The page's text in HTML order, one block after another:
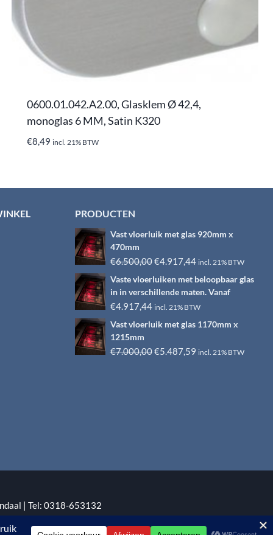
0600.01.042.A2.00, Glasklem Ø 42,4,
monoglas 6 MM, Satin K320
€8,49 incl. 21% BTW
PRODUCTEN
Vast vloerluik met glas 920mm x
470mm
€6.500,00Oorspronkelijke
prijs
was:
€6.500,00.
€4.917,44Huidige
prijs
is:
€4.917,44.
incl. 21% BTW
Vaste vloerluiken met beloopbaar glas
in in verschillende maten. Vanaf
€4.917,44 incl. 21% BTW
Vast vloerluik met glas 1170mm x
1215mm
€7.000,00Oorspronkelijke
€5.487,59Huidige
incl. 21% BTW
| Tel: 0318-653132